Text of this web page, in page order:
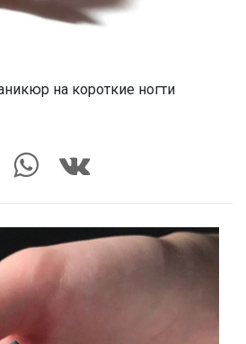
на короткие ногти